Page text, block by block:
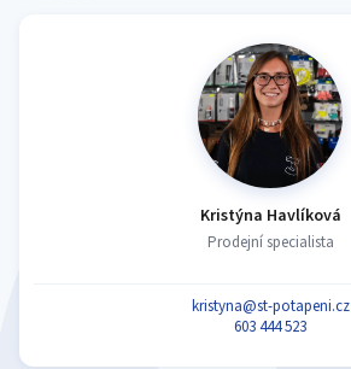
Kristýna Havlíková
Prodejní specialista
kristyna@st-potapeni.cz
603 444 523